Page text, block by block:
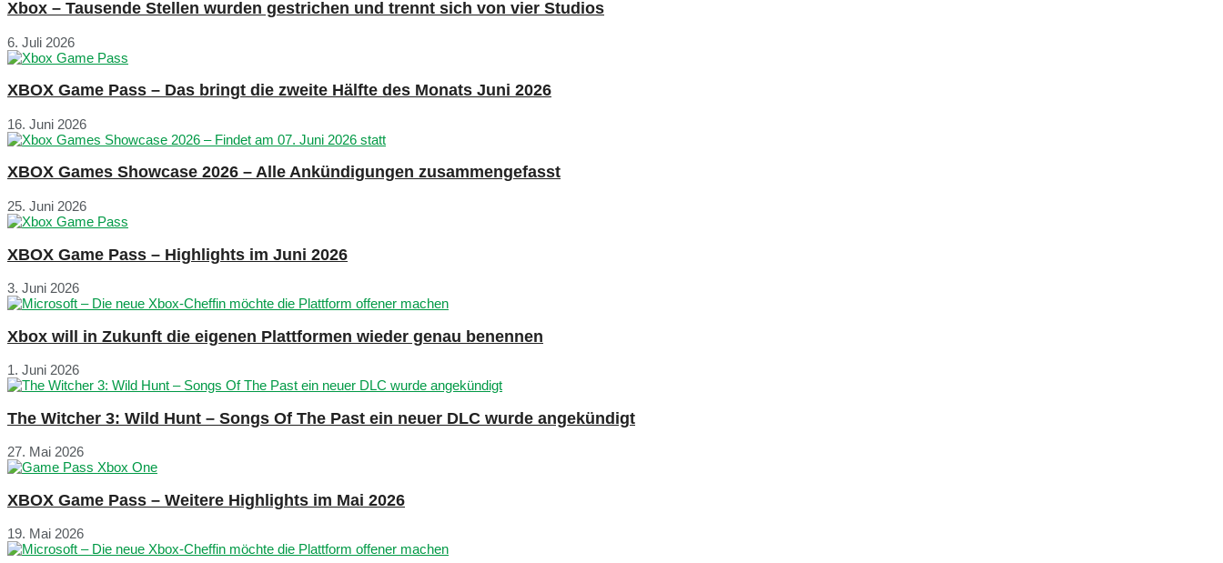
Xbox – Tausende Stellen wurden gestrichen und trennt sich von vier Studios
6. Juli 2026
XBOX Game Pass – Das bringt die zweite Hälfte des Monats Juni 2026
16. Juni 2026
XBOX Games Showcase 2026 – Alle Ankündigungen zusammengefasst
25. Juni 2026
XBOX Game Pass – Highlights im Juni 2026
3. Juni 2026
Xbox will in Zukunft die eigenen Plattformen wieder genau benennen
1. Juni 2026
The Witcher 3: Wild Hunt – Songs Of The Past ein neuer DLC wurde angekündigt
27. Mai 2026
XBOX Game Pass – Weitere Highlights im Mai 2026
19. Mai 2026